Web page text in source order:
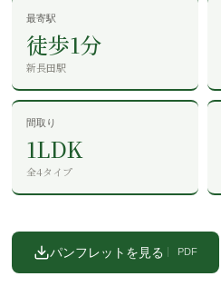
最寄駅
徒歩1分
新長田駅
間取り
1LDK
全4タイプ
パンフレットを見る PDF